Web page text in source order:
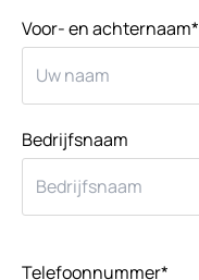
Voor- en achternaam*
Bedrijfsnaam
Telefoonnummer*